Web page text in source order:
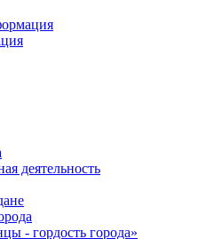
деятельность
- гордость города»